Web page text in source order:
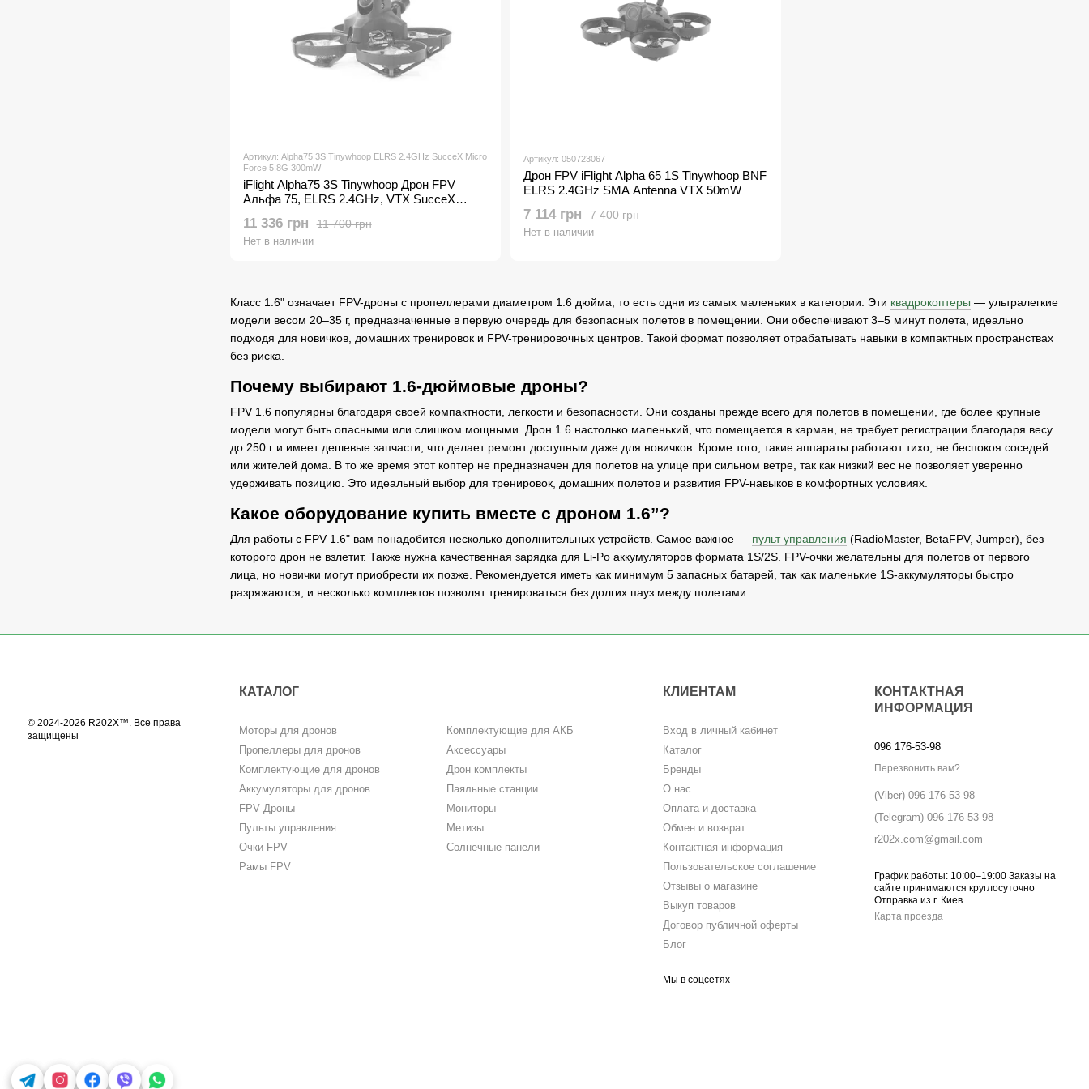
Класс 1.6" означает FPV-дроны с пропеллерами диаметром 1.6 дюйма, то есть одни из самых маленьких в категории. Эти квадрокоптеры — ультралегкие
модели весом 20–35 г, предназначенные в первую очередь для безопасных полетов в помещении. Они обеспечивают 3–5 минут полета, идеально
подходя для новичков, домашних тренировок и FPV-тренировочных центров. Такой формат позволяет отрабатывать навыки в компактных пространствах
без риска.
Почему выбирают 1.6-дюймовые дроны?
FPV 1.6 популярны благодаря своей компактности, легкости и безопасности. Они созданы прежде всего для полетов в помещении, где более крупные
модели могут быть опасными или слишком мощными. Дрон 1.6 настолько маленький, что помещается в карман, не требует регистрации благодаря весу
до 250 г и имеет дешевые запчасти, что делает ремонт доступным даже для новичков. Кроме того, такие аппараты работают тихо, не беспокоя соседей
или жителей дома. В то же время этот коптер не предназначен для полетов на улице при сильном ветре, так как низкий вес не позволяет уверенно
удерживать позицию. Это идеальный выбор для тренировок, домашних полетов и развития FPV-навыков в комфортных условиях.
Какое оборудование купить вместе с дроном 1.6”?
Для работы с FPV 1.6" вам понадобится несколько дополнительных устройств. Самое важное — пульт управления (RadioMaster, BetaFPV, Jumper), без
которого дрон не взлетит. Также нужна качественная зарядка для Li-Po аккумуляторов формата 1S/2S. FPV-очки желательны для полетов от первого
лица, но новички могут приобрести их позже. Рекомендуется иметь как минимум 5 запасных батарей, так как маленькие 1S-аккумуляторы быстро
разряжаются, и несколько комплектов позволят тренироваться без долгих пауз между полетами.
Артикул: Alpha75 3S Tinywhoop ELRS 2.4GHz SucceX Micro
Force 5.8G 300mW
iFlight Alpha75 3S Tinywhoop Дрон FPV
Альфа 75, ELRS 2.4GHz, VTX SucceX
11 700 грн
11 336 грн
Нет в наличии
Артикул: 050723067
Дрон FPV iFlight Alpha 65 1S Tinywhoop BNF
ELRS 2.4GHz SMA Antenna VTX 50mW
7 400 грн
7 114 грн
Нет в наличии
© 2024-2026 R202X™. Все права
защищены
КАТАЛОГ
Моторы для дронов
Пропеллеры для дронов
Комплектующие для дронов
Аккумуляторы для дронов
FPV Дроны
Пульты управления
Очки FPV
Рамы FPV
Комплектующие для АКБ
Аксессуары
Дрон комплекты
Паяльные станции
Мониторы
Метизы
Солнечные панели
КЛИЕНТАМ
Вход в личный кабинет
Каталог
Бренды
О нас
Оплата и доставка
Обмен и возврат
Контактная информация
Пользовательское соглашение
Отзывы о магазине
Выкуп товаров
Договор публичной оферты
Блог
Мы в соцсетях
КОНТАКТНАЯ
ИНФОРМАЦИЯ
096 176-53-98
Перезвонить вам?
(Viber) 096 176-53-98
(Telegram) 096 176-53-98
r202x.com@gmail.com
График работы: 10:00–19:00 Заказы на
сайте принимаются круглосуточно
Отправка из г. Киев
Карта проезда